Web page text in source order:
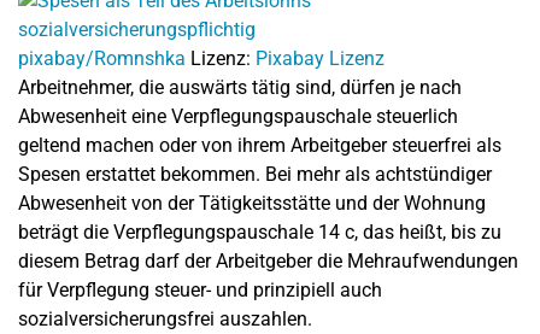
pixabay/Romnshka Lizenz: Pixabay Lizenz
Arbeitnehmer, die auswärts tätig sind, dürfen je nach
Abwesenheit eine Verpflegungspauschale steuerlich
geltend machen oder von ihrem Arbeitgeber steuerfrei als
Spesen erstattet bekommen. Bei mehr als achtstündiger
Abwesenheit von der Tätigkeitsstätte und der Wohnung
beträgt die Verpflegungspauschale 14 c, das heißt, bis zu
diesem Betrag darf der Arbeitgeber die Mehraufwendungen
für Verpflegung steuer- und prinzipiell auch
sozialversicherungsfrei auszahlen.